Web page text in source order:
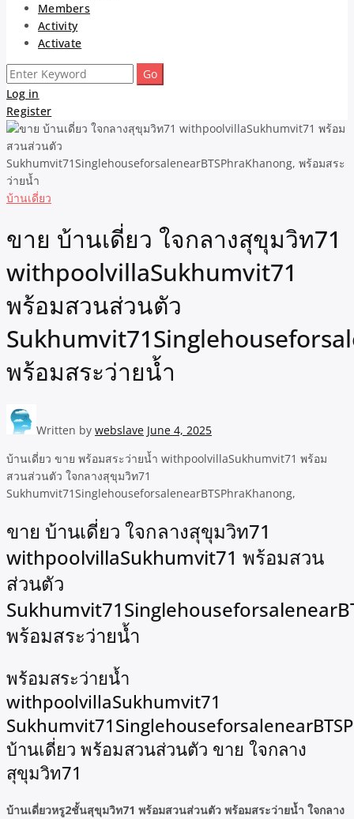
Members
Activity
Activate
Search
for:
Log in
Register
บ้านเดี่ยว
ขาย บ้านเดี่ยว ใจกลางสุขุมวิท71
withpoolvillaSukhumvit71
พร้อมสวนส่วนตัว
พร้อมสระว่ายน้ำ
Written by webslave June 4, 2025
บ้านเดี่ยว ขาย พร้อมสระว่ายน้ำ withpoolvillaSukhumvit71 พร้อม
สวนส่วนตัว ใจกลางสุขุมวิท71
Sukhumvit71SinglehouseforsalenearBTSPhraKhanong,
ขาย บ้านเดี่ยว ใจกลางสุขุมวิท71
withpoolvillaSukhumvit71 พร้อมสวน
ส่วนตัว
พร้อมสระว่ายน้ำ
พร้อมสระว่ายน้ำ
withpoolvillaSukhumvit71
บ้านเดี่ยว พร้อมสวนส่วนตัว ขาย ใจกลาง
สุขุมวิท71
บ้านเดี่ยวหรู2ชั้นสุขุมวิท71 พร้อมสวนส่วนตัว พร้อมสระว่ายน้ำ ใจกลาง